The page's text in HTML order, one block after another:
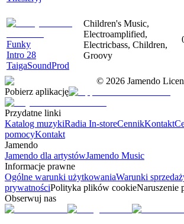
Funky
Intro 28
TaigaSoundProd
Children's Music,
Electroamplified,
Electricbass, Children,
Groovy
© 2026 Jamendo
Pobierz aplikację
Przydatne linki
Katalog muzykiRadia In-storeCennikKontakt
pomocyKontakt
Jamendo
Jamendo dla artystówJamendo Music
Informacje prawne
Ogólne warunki użytkowaniaWarunki
prywatnościPolityka plików cookieNaruszenie
Obserwuj nas